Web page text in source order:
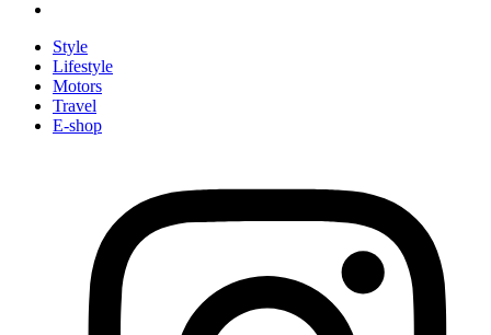
Style
Lifestyle
Motors
Travel
E-shop